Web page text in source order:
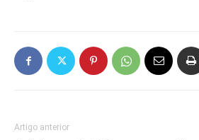
Artigo anterior